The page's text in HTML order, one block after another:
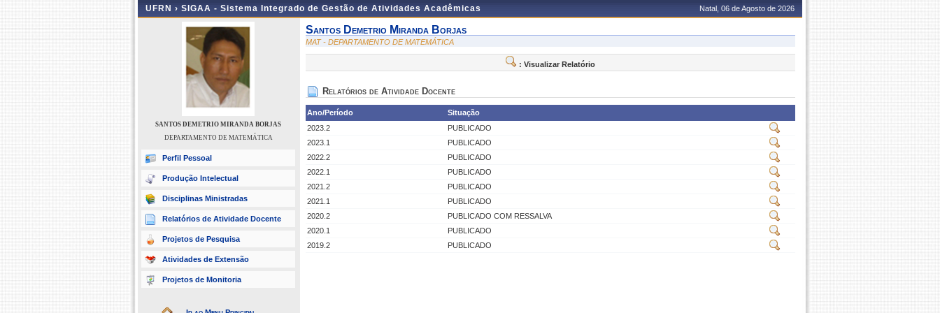
UFRN › SIGAA - Sistema Integrado de Gestão de Atividades Acadêmicas Natal, 06 de Agosto de 2026
SANTOS DEMETRIO MIRANDA BORJAS
DEPARTAMENTO DE MATEMÁTICA
Perfil Pessoal
Produção Intelectual
Disciplinas Ministradas
Relatórios de Atividade Docente
Projetos de Pesquisa
Atividades de Extensão
Projetos de Monitoria
Santos Demetrio Miranda Borjas
MAT - DEPARTAMENTO DE MATEMÁTICA
: Visualizar Relatório
Relatórios de Atividade Docente
Ano/Período
Situação
2023.2
PUBLICADO
2023.1
PUBLICADO
2022.2
PUBLICADO
2022.1
PUBLICADO
2021.2
PUBLICADO
2021.1
PUBLICADO
2020.2
PUBLICADO COM RESSALVA
2020.1
PUBLICADO
2019.2
PUBLICADO